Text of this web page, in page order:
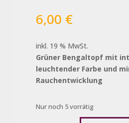
6,00 €
inkl. 19 % MwSt.
Grüner Bengaltopf mit
leuchtender Farbe und
Rauchentwicklung
Nur noch 5 vorrätig